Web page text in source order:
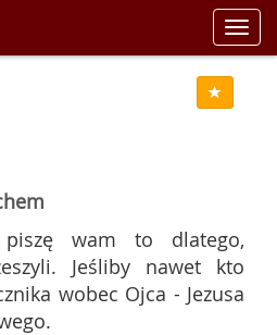
wam to dlatego,
Jeśliby nawet kto
wobec Ojca - Jezusa